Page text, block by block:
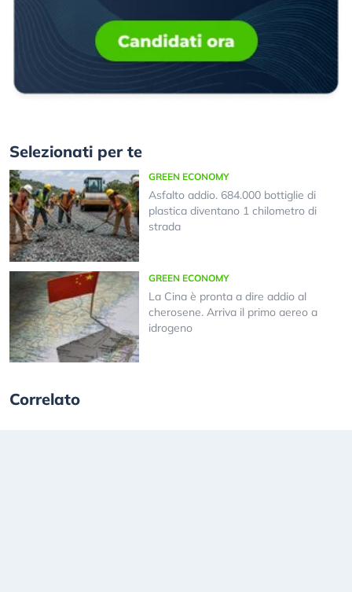
Selezionati per te
GREEN ECONOMY
Asfalto addio. 684.000 bottiglie di
plastica diventano 1 chilometro di
strada
GREEN ECONOMY
La Cina è pronta a dire addio al
cherosene. Arriva il primo aereo a
idrogeno
Correlato